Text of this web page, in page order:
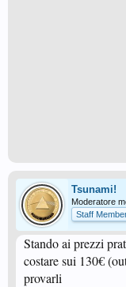
Tsunami!
Moderatore
Staff
Stando ai prezzi
costare sui 130€
provarli